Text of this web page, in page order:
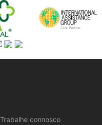
Trabalhe connosco